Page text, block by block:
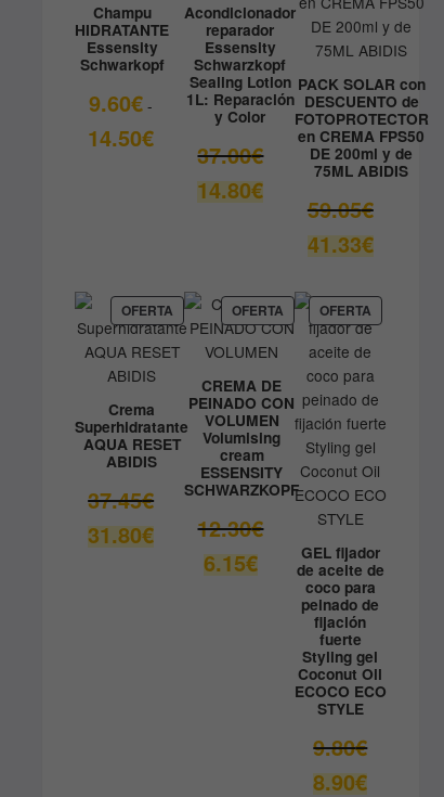
Champu
HIDRATANTE
Essensity
Schwarkopf
9.60€ -
14.50€Rango
precios:
Acondicionador
reparador
Essensity
Schwarzkopf
Sealing Lotion
1L: Reparación
y Color
37.00€El
original
37.00€.
14.80€El
precio
PACK SOLAR con
DESCUENTO de
FOTOPROTECTOR
en CREMA FPS50
DE 200ml y de
75ML ABIDIS
59.05€El
original
59.05€.
41.33€El
precio
OFERTAPRODUCTO
EN
OFERTA
Crema
Superhidratante
AQUA RESET
ABIDIS
37.45€El
original
31.80€El
precio
OFERTA PRODUCTO
EN
OFERTA
CREMA DE
PEINADO CON
VOLUMEN
Volumising
cream
ESSENSITY
SCHWARZKOPF
12.30€El
precio
original
12.30€.
6.15€El
precio
OFERTAPRODUCTO
EN
OFERTA
GEL fijador
de aceite de
coco para
peinado de
fijación
fuerte
Styling gel
Coconut Oil
ECOCO ECO
STYLE
9.80€El
original
8.90€El